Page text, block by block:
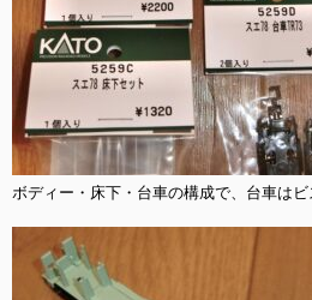
ボディー・床下・台車の構成で、台車はビ